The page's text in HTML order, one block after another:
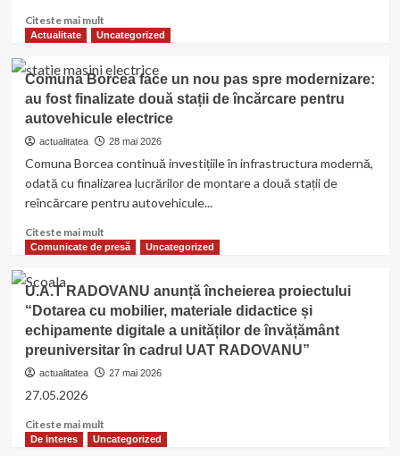
ul
și
școlară
Citeste mai multRead
more
Sărbătoare
de
Ziua
Copilului
în
Călărași:
Două
zile
spectacole,
jocuri
premii
la
Gălbinași
Lehliu-
Gară
Actualitate Uncategorized
Comuna Borcea face un nou pas spre modernizare:
au fost finalizate două stații de încărcare pentru
autovehicule electrice
actualitatea 28 mai 2026
Comuna Borcea continuă investițiile în infrastructura modernă,
odată cu finalizarea lucrărilor de montare a două stații de
reîncărcare pentru autovehicule...
Citeste mai multRead
more
Borcea
face
un
nou
pas
fost
finalizate
Comunicate de presă Uncategorized
U.A.T RADOVANU anunță încheierea proiectului
“Dotarea cu mobilier, materiale didactice și
echipamente digitale a unităților de învățământ
preuniversitar în cadrul UAT RADOVANU”
actualitatea 27 mai 2026
27.05.2026
Citeste mai multRead
more
De interes Uncategorized